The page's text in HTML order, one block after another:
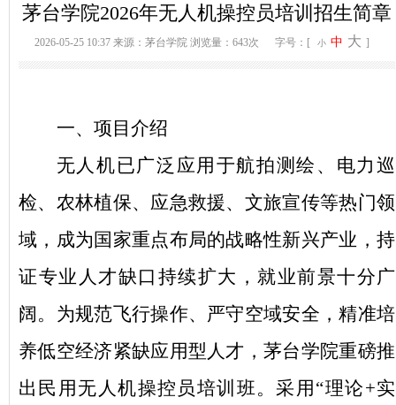
茅台学院2026年无人机操控员培训招生简章
2026-05-25 10:37 来源：茅台学院 浏览量：643次 字号：[ 小 中 大 ]
一、项目介绍
无人机已广泛应用于航拍测绘、电力巡
检、农林植保、应急救援、文旅宣传等热门领
域，成为国家重点布局的战略性新兴产业，持
证专业人才缺口持续扩大，就业前景十分广
阔。为规范飞行操作、严守空域安全，精准培
养低空经济紧缺应用型人才，茅台学院重磅推
出民用无人机操控员培训班。采用 “理论+实